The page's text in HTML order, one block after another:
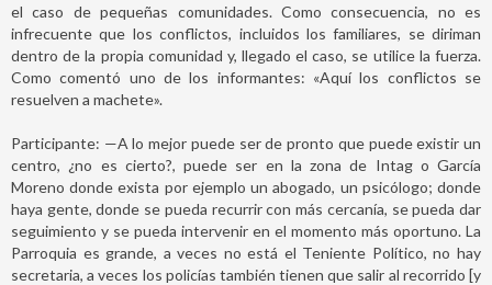
el caso de pequeñas comunidades. Como consecuencia, no es
infrecuente que los conflictos, incluidos los familiares, se diriman
dentro de la propia comunidad y, llegado el caso, se utilice la fuerza.
Como comentó uno de los informantes: «Aquí los conflictos se
resuelven a machete».
Participante: —A lo mejor puede ser de pronto que puede existir un
centro, ¿no es cierto?, puede ser en la zona de Intag o García
Moreno donde exista por ejemplo un abogado, un psicólogo; donde
haya gente, donde se pueda recurrir con más cercanía, se pueda dar
seguimiento y se pueda intervenir en el momento más oportuno. La
Parroquia es grande, a veces no está el Teniente Político, no hay
secretaria, a veces los policías también tienen que salir al recorrido [y